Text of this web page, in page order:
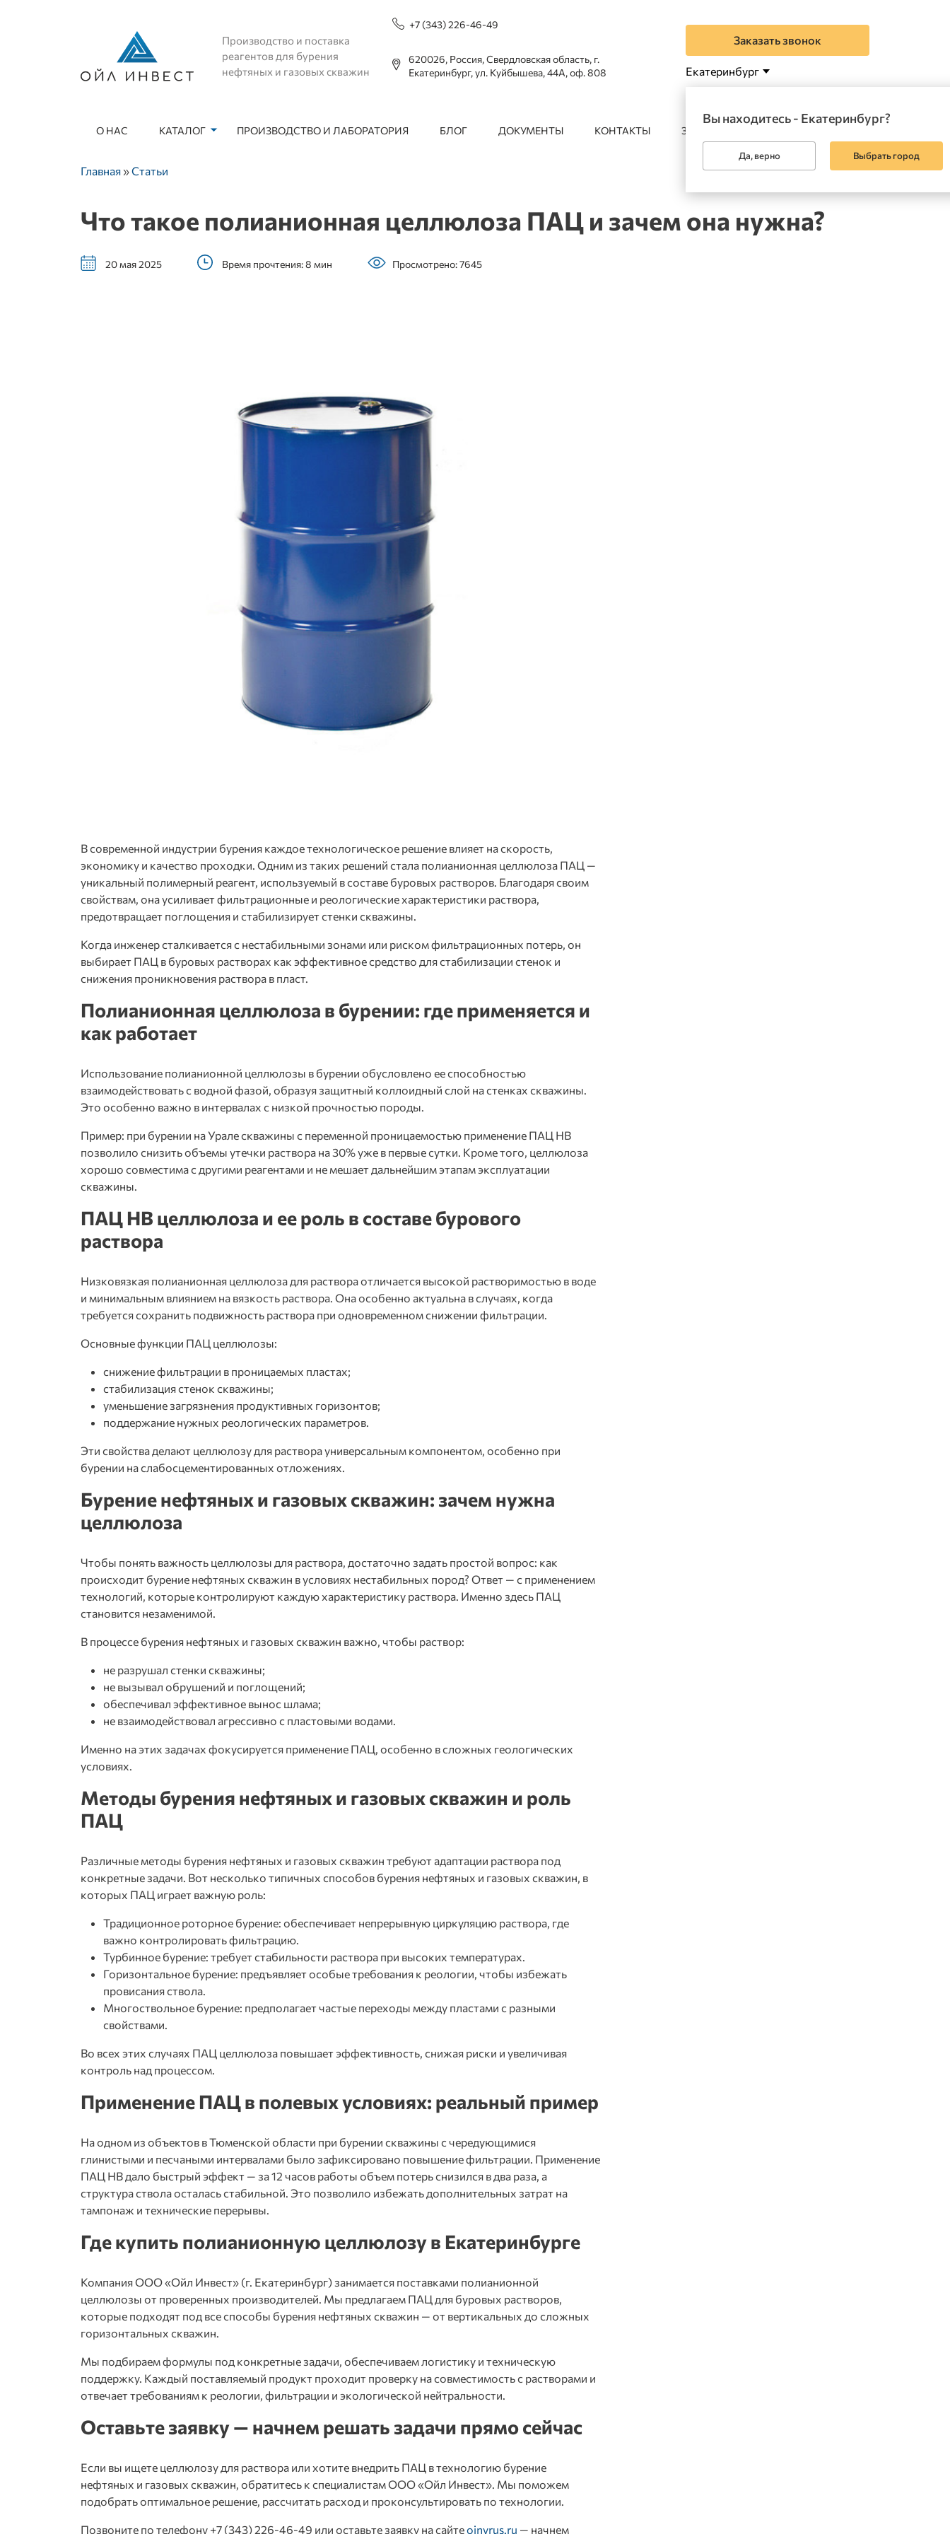
Производство и поставка
реагентов для бурения
нефтяных и газовых скважин
+7 (343) 226-46-49
620026, Россия, Свердловская область, г.
Екатеринбург, ул. Куйбышева, 44А, оф. 808
Заказать звонок
Екатеринбург
Вы находитесь - Екатеринбург?
Да, верно Выбрать город
Основная навигация
О НАС КАТАЛОГ ПРОИЗВОДСТВО И ЛАБОРАТОРИЯ БЛОГ ДОКУМЕНТЫ КОНТАКТЫ ЗАКАЗАТЬ
Строка навигации
Главная Статьи
Что такое полианионная целлюлоза ПАЦ и зачем она нужна?
20 мая 2025 Время прочтения: 8 мин Просмотрено: 7645
В современной индустрии бурения каждое технологическое решение влияет на скорость,
экономику и качество проходки. Одним из таких решений стала полианионная целлюлоза ПАЦ —
уникальный полимерный реагент, используемый в составе буровых растворов. Благодаря своим
свойствам, она усиливает фильтрационные и реологические характеристики раствора,
предотвращает поглощения и стабилизирует стенки скважины.
Когда инженер сталкивается с нестабильными зонами или риском фильтрационных потерь, он
выбирает ПАЦ в буровых растворах как эффективное средство для стабилизации стенок и
снижения проникновения раствора в пласт.
Полианионная целлюлоза в бурении: где применяется и
как работает
Использование полианионной целлюлозы в бурении обусловлено ее способностью
взаимодействовать с водной фазой, образуя защитный коллоидный слой на стенках скважины.
Это особенно важно в интервалах с низкой прочностью породы.
Пример: при бурении на Урале скважины с переменной проницаемостью применение ПАЦ НВ
позволило снизить объемы утечки раствора на 30% уже в первые сутки. Кроме того, целлюлоза
хорошо совместима с другими реагентами и не мешает дальнейшим этапам эксплуатации
скважины.
ПАЦ НВ целлюлоза и ее роль в составе бурового
раствора
Низковязкая полианионная целлюлоза для раствора отличается высокой растворимостью в воде
и минимальным влиянием на вязкость раствора. Она особенно актуальна в случаях, когда
требуется сохранить подвижность раствора при одновременном снижении фильтрации.
Основные функции ПАЦ целлюлозы:
снижение фильтрации в проницаемых пластах;
стабилизация стенок скважины;
уменьшение загрязнения продуктивных горизонтов;
поддержание нужных реологических параметров.
Эти свойства делают целлюлозу для растворауниверсальным компонентом, особенно при
бурении на слабосцементированных отложениях.
Бурение нефтяных и газовых скважин: зачем нужна
целлюлоза
Чтобы понять важность целлюлозы для раствора , достаточно задать простой вопрос: как
происходит бурение нефтяных скважин в условиях нестабильных пород? Ответ — с применением
технологий, которые контролируют каждую характеристику раствора. Именно здесь ПАЦ
становится незаменимой.
В процессе бурения нефтяных и газовых скважин важно, чтобы раствор:
не разрушал стенки скважины;
не вызывал обрушений и поглощений;
обеспечивал эффективное вынос шлама;
не взаимодействовал агрессивно с пластовыми водами.
Именно на этих задачах фокусируется применение ПАЦ, особенно в сложных геологических
условиях.
Методы бурения нефтяных и газовых скважин и роль
ПАЦ
Различные методы бурения нефтяных и газовых скважин требуют адаптации раствора под
конкретные задачи. Вот несколько типичных способов бурения нефтяных и газовых скважин, в
которых ПАЦ играет важную роль:
Традиционное роторное бурение: обеспечивает непрерывную циркуляцию раствора, где
важно контролировать фильтрацию.
Турбинное бурение: требует стабильности раствора при высоких температурах.
Горизонтальное бурение: предъявляет особые требования к реологии, чтобы избежать
провисания ствола.
Многоствольное бурение: предполагает частые переходы между пластами с разными
свойствами.
Во всех этих случаях ПАЦ целлюлоза повышает эффективность, снижая риски и увеличивая
контроль над процессом.
Применение ПАЦ в полевых условиях: реальный пример
На одном из объектов в Тюменской области при бурении скважины с чередующимися
глинистыми и песчаными интервалами было зафиксировано повышение фильтрации. Применение
ПАЦ НВ дало быстрый эффект — за 12 часов работы объем потерь снизился в два раза, а
структура ствола осталась стабильной. Это позволило избежать дополнительных затрат на
тампонаж и технические перерывы.
Где купить полианионную целлюлозу в Екатеринбурге
КомпанияООО «Ойл Инвест» (г. Екатеринбург) занимается поставками полианионной
целлюлозы от проверенных производителей. Мы предлагаем ПАЦ для буровых растворов
которые подходят под все способы бурения нефтяных скважин — от вертикальных до сложных
горизонтальных скважин.
Мы подбираем формулы под конкретные задачи, обеспечиваем логистику и техническую
поддержку. Каждый поставляемый продукт проходит проверку на совместимость с растворами и
отвечает требованиям к реологии, фильтрации и экологической нейтральности.
Оставьте заявку — начнем решать задачи прямо сейчас
Если вы ищете целлюлозу для раствора или хотите внедрить ПАЦ в технологию бурение
нефтяных и газовых скважин , обратитесь к специалистам ООО «Ойл Инвест». Мы поможем
подобрать оптимальное решение, рассчитать расход и проконсультировать по технологии.
Позвоните по телефону +7 (343) 226-46-49 или оставьте заявку на сайтеoinvrus.ru — начнем